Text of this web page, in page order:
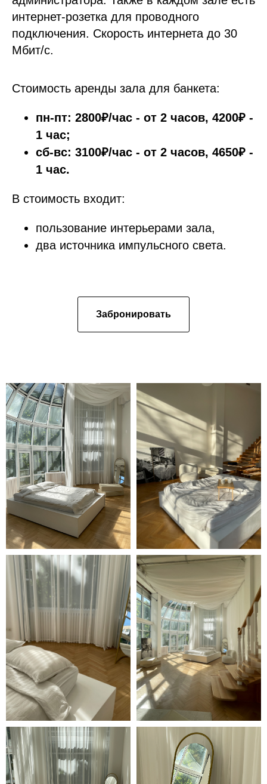
интернет-розетка для проводного
подключения. Скорость интернета до 30
Мбит/с.
Стоимость аренды зала для банкета:
пн-пт: 2800₽/час - от 2 часов, 4200₽ -
1 час;
сб-вс: 3100₽/час - от 2 часов, 4650₽ -
1 час.
В стоимость входит:
пользование интерьерами зала,
два источника импульсного света.
Забрoнировать